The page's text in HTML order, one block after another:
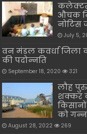
औचक
नोटिस
July 5,
वन मंडल कवर्धा जिला
की पदोन्नति
September 18, 2020 321
लौह
शक्कर
को
August 28, 2022 269